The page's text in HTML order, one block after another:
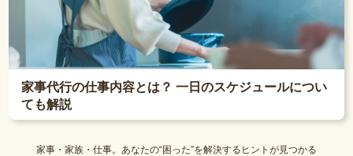
家事代行の仕事内容とは？ 一日のスケジュールについ
ても解説
家事・家族・仕事。あなたの“困った”を解決するヒントが見つかる